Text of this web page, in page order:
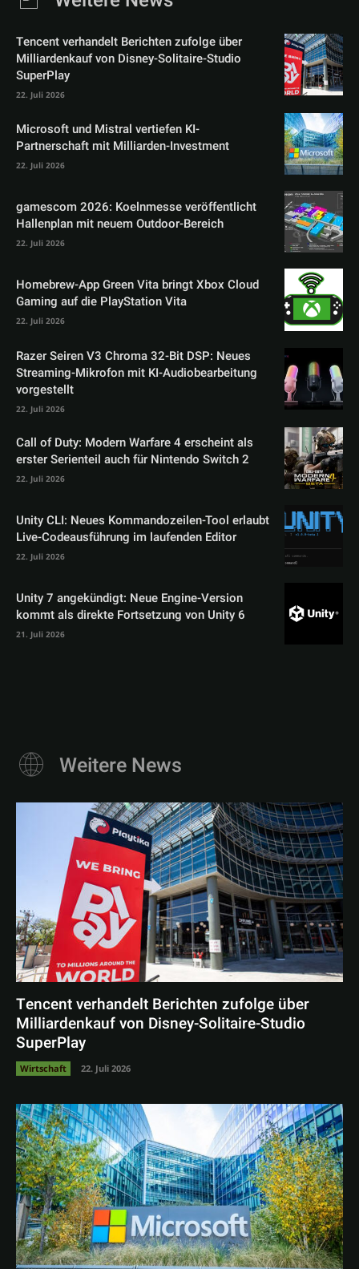
Tencent verhandelt Berichten zufolge über
Milliardenkauf von Disney-Solitaire-Studio
SuperPlay
22. Juli 2026
Microsoft und Mistral vertiefen KI-
Partnerschaft mit Milliarden-Investment
22. Juli 2026
gamescom 2026: Koelnmesse veröffentlicht
Hallenplan mit neuem Outdoor-Bereich
22. Juli 2026
Homebrew-App Green Vita bringt Xbox Cloud
Gaming auf die PlayStation Vita
22. Juli 2026
Razer Seiren V3 Chroma 32-Bit DSP: Neues
Streaming-Mikrofon mit KI-Audiobearbeitung
vorgestellt
22. Juli 2026
Call of Duty: Modern Warfare 4 erscheint als
erster Serienteil auch für Nintendo Switch 2
22. Juli 2026
Unity CLI: Neues Kommandozeilen-Tool erlaubt
Live-Codeausführung im laufenden Editor
22. Juli 2026
Unity 7 angekündigt: Neue Engine-Version
kommt als direkte Fortsetzung von Unity 6
21. Juli 2026
Weitere News
Tencent verhandelt Berichten zufolge über
Milliardenkauf von Disney-Solitaire-Studio
SuperPlay
Wirtschaft 22. Juli 2026